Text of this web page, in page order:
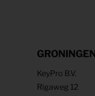
KeyPro B.V.
Rigaweg 12